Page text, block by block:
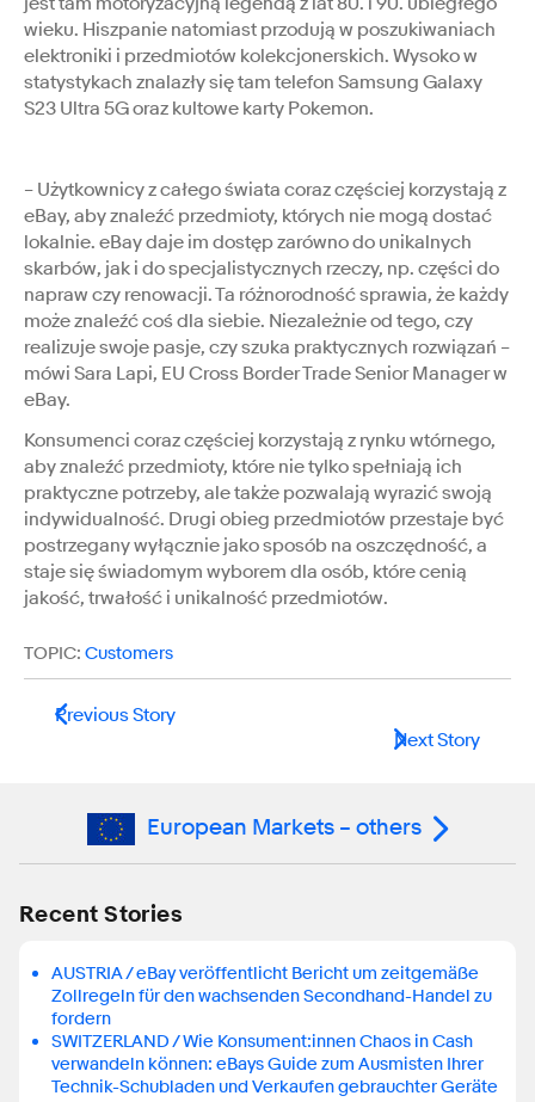
wieku. Hiszpanie natomiast przodują w poszukiwaniach
elektroniki i przedmiotów kolekcjonerskich. Wysoko w
statystykach znalazły się tam telefon Samsung Galaxy
S23 Ultra 5G oraz kultowe karty Pokemon.
– Użytkownicy z całego świata coraz częściej korzystają z
eBay, aby znaleźć przedmioty, których nie mogą dostać
lokalnie. eBay daje im dostęp zarówno do unikalnych
skarbów, jak i do specjalistycznych rzeczy, np. części do
napraw czy renowacji. Ta różnorodność sprawia, że każdy
może znaleźć coś dla siebie. Niezależnie od tego, czy
realizuje swoje pasje, czy szuka praktycznych rozwiązań –
mówi Sara Lapi, EU Cross Border Trade Senior Manager w
eBay.
Konsumenci coraz częściej korzystają z rynku wtórnego,
aby znaleźć przedmioty, które nie tylko spełniają ich
praktyczne potrzeby, ale także pozwalają wyrazić swoją
indywidualność. Drugi obieg przedmiotów przestaje być
postrzegany wyłącznie jako sposób na oszczędność, a
staje się świadomym wyborem dla osób, które cenią
jakość, trwałość i unikalność przedmiotów.
TOPIC: Customers
Previous Story
Next Story
European Markets – others
Recent Stories
AUSTRIA / eBay veröffentlicht Bericht um zeitgemäße
Zollregeln für den wachsenden Secondhand-Handel zu
fordern
SWITZERLAND / Wie Konsument:innen Chaos in Cash
verwandeln können: eBays Guide zum Ausmisten Ihrer
Technik-Schubladen und Verkaufen gebrauchter Geräte